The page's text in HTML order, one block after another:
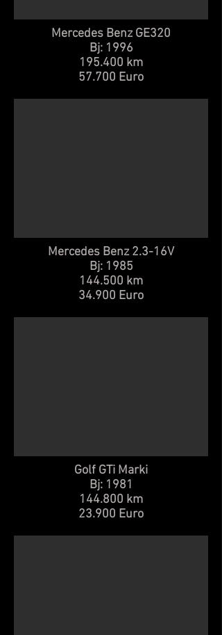
Mercedes Benz GE320
Bj: 1996
195.400 km
57.700 Euro
Mercedes Benz 2.3-16V
Bj: 1985
144.500 km
34.900 Euro
Golf GTi Marki
Bj: 1981
144.800 km
23.900 Euro